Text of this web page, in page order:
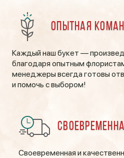
Опытная
Каждый наш букет —
благодаря опытным
менеджеры всегда готовы
и помочь с выбором!
Своевременная и